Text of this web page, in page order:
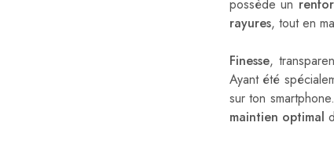
possède un
rayures, tout en
Finesse,
Ayant été
sur ton
maintien optimal